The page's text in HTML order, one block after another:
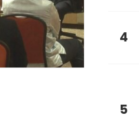
4
5